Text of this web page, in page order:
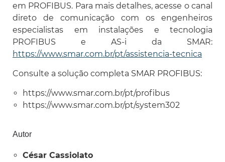
em PROFIBUS. Para mais detalhes, acesse o canal
direto de comunicação com os engenheiros
especialistas em instalações e tecnologia
PROFIBUS e AS-i da SMAR:
https://www.smar.com.br/pt/assistencia-tecnica
Consulte a solução completa SMAR PROFIBUS:
https://www.smar.com.br/pt/profibus
https://www.smar.com.br/pt/system302
Autor
César Cassiolato